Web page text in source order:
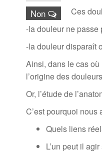
Non
Ces
-la douleur ne passe
-la douleur disparaît
Ainsi, dans le cas
l’origine des
Or, l’étude de
C’est pourquoi
Quels liens
L’un peut il